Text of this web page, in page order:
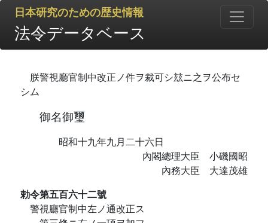
日本研究のための歴史情報
法令データベース
朕警視廳官制中改正ノ件ヲ裁可シ玆ニ之ヲ公布セ
シム
御名御璽
昭和十九年九月二十六日
內閣總理大臣 小磯國昭
內務大臣 大達茂雄
勅令第五百六十二號
警視廳官制中左ノ通改正ス